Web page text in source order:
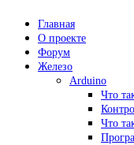
Главная
О проекте
Форум
Железо
Arduino
Что
Что